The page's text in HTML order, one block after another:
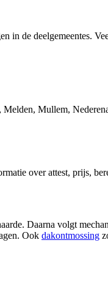
de deelgemeentes.
Mullem,
over attest, prijs,
Daarna volgt
Ook dakontmossing